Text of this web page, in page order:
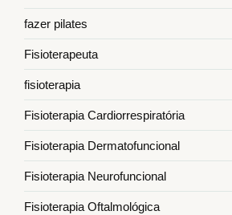
fazer pilates
Fisioterapeuta
fisioterapia
Fisioterapia Cardiorrespiratória
Fisioterapia Dermatofuncional
Fisioterapia Neurofuncional
Fisioterapia Oftalmológica